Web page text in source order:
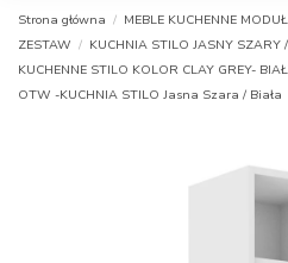
Strona główna
MEBLE KUCHENNE
ZESTAW
KUCHNIA STILO JASNY SZARY
KUCHENNE STILO KOLOR CLAY GREY-
OTW -KUCHNIA STILO Jasna Szara / Biała